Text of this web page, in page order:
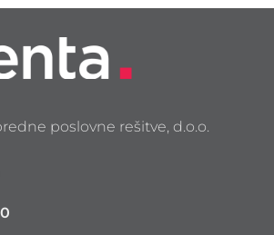
poslovne rešitve, d.o.o.